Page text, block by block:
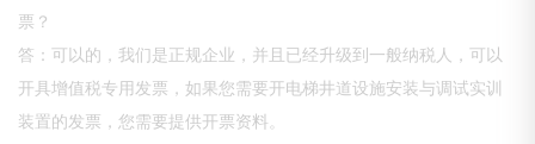
票？
答：可以的，我们是正规企业，并且已经升级到一般纳税人，可以
开具增值税专用发票，如果您需要开电梯井道设施安装与调试实训
装置的发票，您需要提供开票资料。